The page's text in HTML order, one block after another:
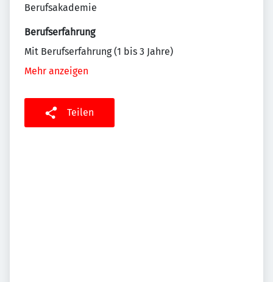
Berufsakademie
Berufserfahrung
Mit Berufserfahrung (1 bis 3 Jahre)
Mehr anzeigen
Teilen